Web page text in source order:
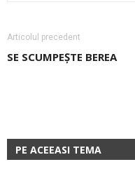
Articolul precedent
SE SCUMPEȘTE ­BEREA
PE ACEEASI TEMA